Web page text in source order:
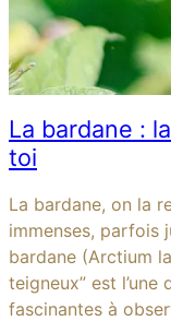
La bardane :
toi
La bardane, on la
immenses, parfois
bardane (Arctium
teigneux” est
fascinantes à